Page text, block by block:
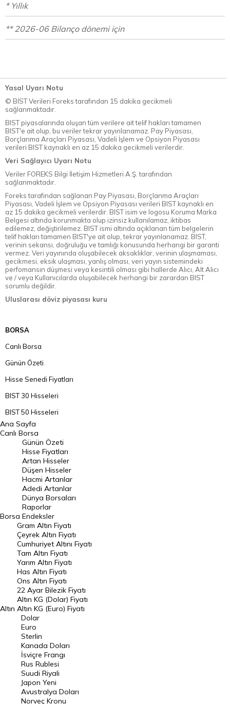
* Yıllık
** 2026-06 Bilanço dönemi için
Yasal Uyarı Notu
© BİST Verileri Foreks tarafından 15 dakika gecikmeli
sağlanmaktadır.
BIST piyasalarında oluşan tüm verilere ait telif hakları tamamen
BIST'e ait olup, bu veriler tekrar yayınlanamaz. Pay Piyasası,
Borçlanma Araçları Piyasası, Vadeli İşlem ve Opsiyon Piyasası
verileri BIST kaynaklı en az 15 dakika gecikmeli verilerdir.
Veri Sağlayıcı Uyarı Notu
Veriler FOREKS Bilgi İletişim Hizmetleri A.Ş. tarafından
sağlanmaktadır.
Foreks tarafından sağlanan Pay Piyasası, Borçlanma Araçları
Piyasası, Vadeli İşlem ve Opsiyon Piyasası verileri BIST kaynaklı en
az 15 dakika gecikmeli verilerdir. BIST isim ve logosu Koruma Marka
Belgesi altında korunmakta olup izinsiz kullanılamaz, iktibas
edilemez, değiştirilemez. BIST ismi altında açıklanan tüm belgelerin
telif hakları tamamen BIST'ye ait olup, tekrar yayınlanamaz. BIST,
verinin sekansı, doğruluğu ve tamlığı konusunda herhangi bir garanti
vermez. Veri yayınında oluşabilecek aksaklıklar, verinin ulaşmaması,
gecikmesi, eksik ulaşması, yanlış olması, veri yayın sistemindeki
perfomansın düşmesi veya kesintili olması gibi hallerde Alıcı, Alt Alıcı
ve / veya Kullanıcılarda oluşabilecek herhangi bir zarardan BIST
sorumlu değildir.
Uluslarası döviz piyasası kuru
BORSA
Canlı Borsa
Günün Özeti
Hisse Senedi Fiyatları
BIST 30 Hisseleri
BIST 50 Hisseleri
BIST 100 Hisseleri
En Çok Artan Hisseler
En Çok Düşen Hisseler
Hacmi Artanlar
Geçmiş Kapanışlar
Dünya Borsaları
Raporlar
Endeksler
DÖVİZ
Döviz Kuru
Dolar Kuru
Euro Kuru
Pound Kuru
Frank Kuru
Riyal Kuru
Avustralya Doları
Danimarka Kronu Kuru
Ana Sayfa
Canlı Borsa
Borsa
Günün Özeti
Hisse Fiyatları
Artan Hisseler
Düşen Hisseler
Hacmi Artanlar
Adedi Artanlar
Dünya Borsaları
Raporlar
Endeksler
Altın
Gram Altın Fiyatı
Çeyrek Altın Fiyatı
Cumhuriyet Altını Fiyatı
Tam Altın Fiyatı
Yarım Altın Fiyatı
Has Altın Fiyatı
Ons Altın Fiyatı
22 Ayar Bilezik Fiyatı
Altın KG (Dolar) Fiyatı
Altın KG (Euro) Fiyatı
Dolar
Euro
Sterlin
Kanada Doları
İsviçre Frangı
Rus Rublesi
Suudi Riyali
Japon Yeni
Avustralya Doları
Norveç Kronu